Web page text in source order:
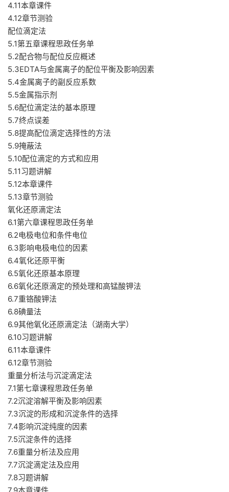
4.11本章课件
4.12章节测验
配位滴定法
5.1第五章课程思政任务单
5.2配合物与配位反应概述
5.3EDTA与金属离子的配位平衡及影响因素
5.4金属离子的副反应系数
5.5金属指示剂
5.6配位滴定法的基本原理
5.7终点误差
5.8提高配位滴定选择性的方法
5.9掩蔽法
5.10配位滴定的方式和应用
5.11习题讲解
5.12本章课件
5.13章节测验
氧化还原滴定法
6.1第六章课程思政任务单
6.2电极电位和条件电位
6.3影响电极电位的因素
6.4氧化还原平衡
6.5氧化还原基本原理
6.6氧化还原滴定的预处理和高锰酸钾法
6.7重铬酸钾法
6.8碘量法
6.9其他氧化还原滴定法（湖南大学）
6.10习题讲解
6.11本章课件
6.12章节测验
重量分析法与沉淀滴定法
7.1第七章课程思政任务单
7.2沉淀溶解平衡及影响因素
7.3沉淀的形成和沉淀条件的选择
7.4影响沉淀纯度的因素
7.5沉淀条件的选择
7.6重量分析法及应用
7.7沉淀滴定法及应用
7.8习题讲解